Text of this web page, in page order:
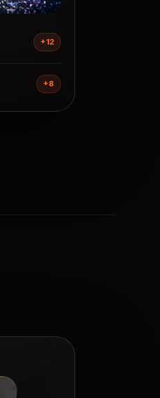
+12
+8